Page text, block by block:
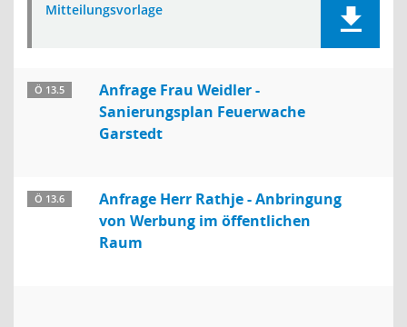
Mitteilungsvorlage
Ö 13.5
Anfrage Frau Weidler -
Sanierungsplan Feuerwache
Garstedt
Ö 13.6
Anfrage Herr Rathje - Anbringung
von Werbung im öffentlichen
Raum